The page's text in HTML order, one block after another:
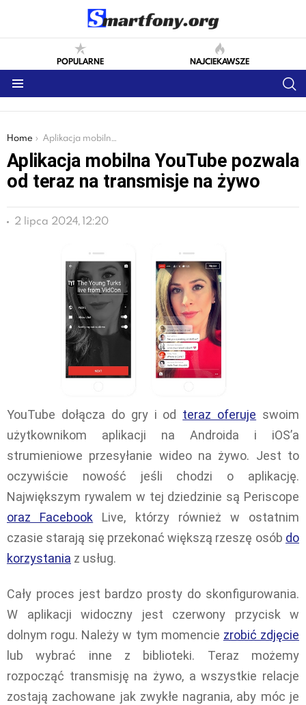
POPULARNE NAJCIEKAWSZE
You are here:
Home Aplikacja mobilna YouTube pozwala od teraz na transmisje na żywo
Aplikacja mobilna YouTube pozwala
od teraz na transmisje na żywo
2 lipca 2024, 12:20
YouTube dołącza do gry i od teraz oferuje swoim
użytkownikom aplikacji na Androida i iOS’a
strumieniowe przesyłanie wideo na żywo. Jest to
oczywiście nowość jeśli chodzi o aplikację.
Największym rywalem w tej dziedzinie są Periscope
oraz Facebook Live, którzy również w ostatnim
czasie starają się przekonać większą rzeszę osób do
korzystania z usług.
Cały proces jest bardzo prosty do skonfigurowania.
W aplikacji widoczny jest czerwony przycisk w
dolnym rogu. Należy w tym momencie zrobić zdjęcie
lub wybrać inne z biblioteki. Teraz możemy
rozpocząć transmisję na żywo, a wszystkie relacje
zostają zachowane jak zwykłe nagrania, aby móc je